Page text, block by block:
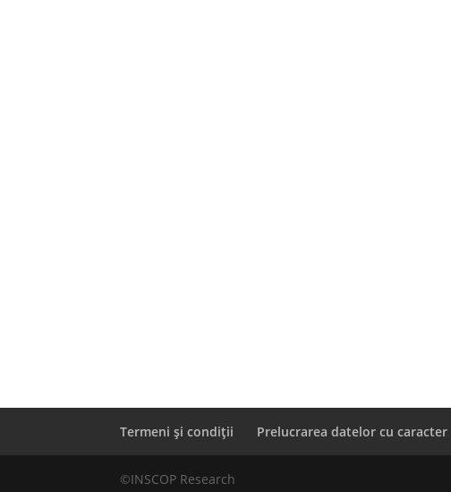
Termeni și condiții Prelucrarea datelor cu caracter
©INSCOP Research